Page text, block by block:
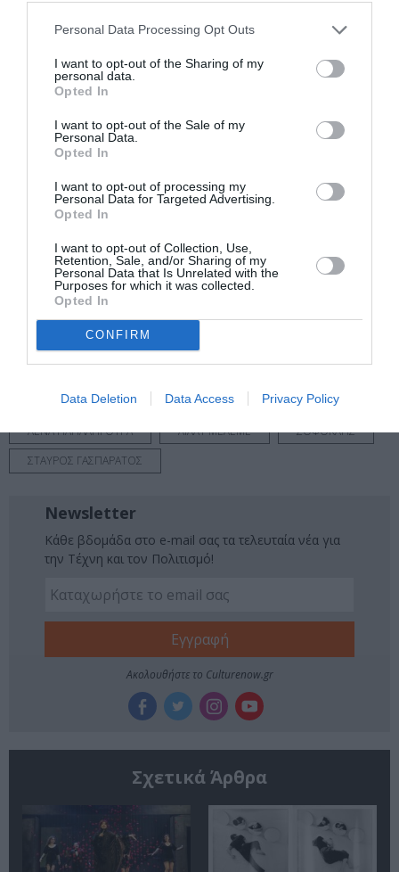
Personal Data Processing Opt Outs
I want to opt-out of the Sharing of my
personal data.
Opted In
I want to opt-out of the Sale of my
Personal Data.
Opted In
I want to opt-out of processing my
Personal Data for Targeted Advertising.
Opted In
I want to opt-out of Collection, Use,
Retention, Sale, and/or Sharing of my
Personal Data that Is Unrelated with the
Purposes for which it was collected.
Opted In
CONFIRM
Data Deletion Data Access Privacy Policy
Πληροφορίες / Κρατήσεις:
Τηλ.: 21 0324 1807
Ακολουθήστε το Culturenow.gr στο Google News
μάθετε πρώτοι όλες τις ειδήσεις
Δείτε όλα τατελευταία νέαγια την Τέχνη και τον
Πολιτισμό στο
Νέοι Διαγωνισμοί❯
Tags
ΑΡΧΑΙΟ ΔΡΑΜΑ ΓΙΩΡΓΟΣ ΜΠΛΑΝΑΣ
ΘΕΑΤΡΙΚΕΣ ΠΕΡΙΟΔΕΙΕΣ – ΠΑΡΑΣΤΑΣΕΙΣ ΚΑΛΟΚΑΙΡΙ 2023
ΛΕΝΑ ΠΑΠΑΛΗΓΟΥΡΑ
ΛΙΛΛΥ ΜΕΛΕΜΕ
ΣΟΦΟΚΛΗΣ
ΣΤΑΥΡΟΣ ΓΑΣΠΑΡΑΤΟΣ
Newsletter
Κάθε βδομάδα στο e-mail σας τα τελευταία νέα για
την Τέχνη και τον Πολιτισμό!
Ακολουθήστε το Culturenow.gr
Σχετικά Άρθρα